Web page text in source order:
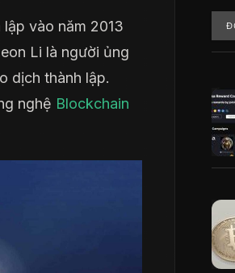
vào năm 2013
Li là người ủng
dịch thành lập.
nghệ Blockchain